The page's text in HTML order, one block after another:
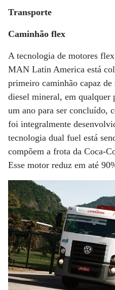
Transporte
Caminhão flex
A tecnologia de motores
MAN Latin America está
primeiro caminhão capaz
diesel mineral, em qualquer
um ano para ser concluído,
foi integralmente
tecnologia dual fuel está
compõem a frota da Coca-
Esse motor reduz em até